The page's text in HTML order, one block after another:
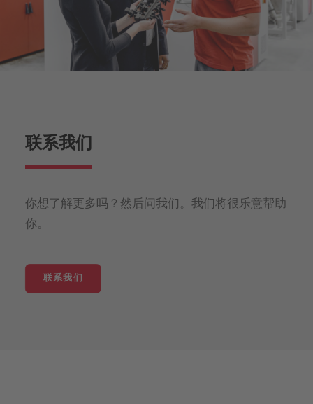
联系我们
你想了解更多吗？然后问我们。我们将很乐意帮助
你。
联系我们